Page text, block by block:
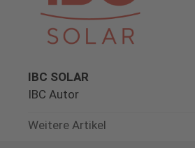
IBC SOLAR
IBC Autor
Weitere Artikel